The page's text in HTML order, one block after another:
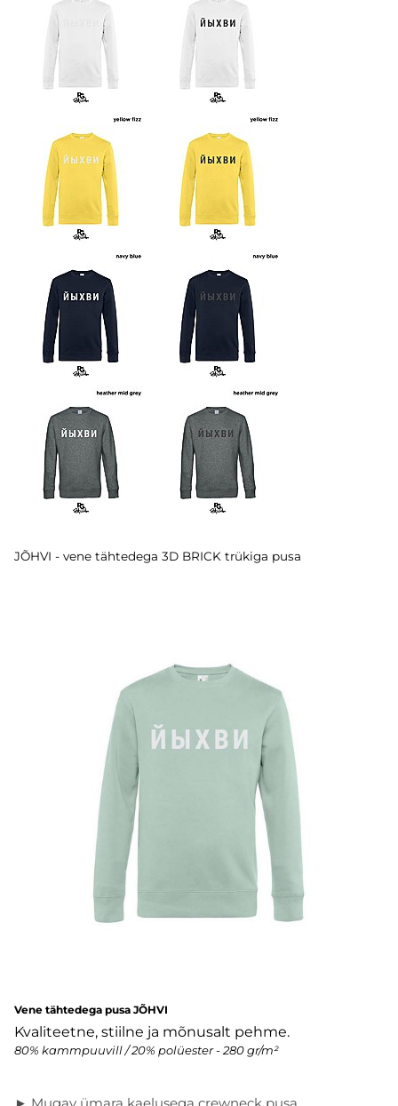
JÕHVI - vene tähtedega 3D BRICK trükiga pusa
Vene tähtedega pusa JÕHVI
Kvaliteetne, stiilne ja mõnusalt pehme.
80% kammpuuvill / 20% polüester - 280 gr/m²